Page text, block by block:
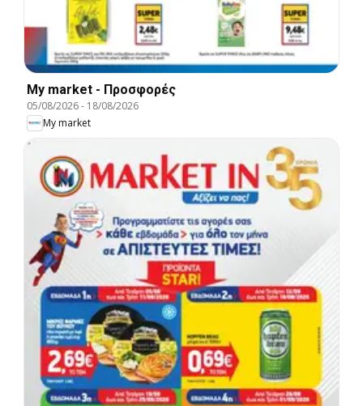
My market - Προσφορές
05/08/2026- 18/08/2026
My market